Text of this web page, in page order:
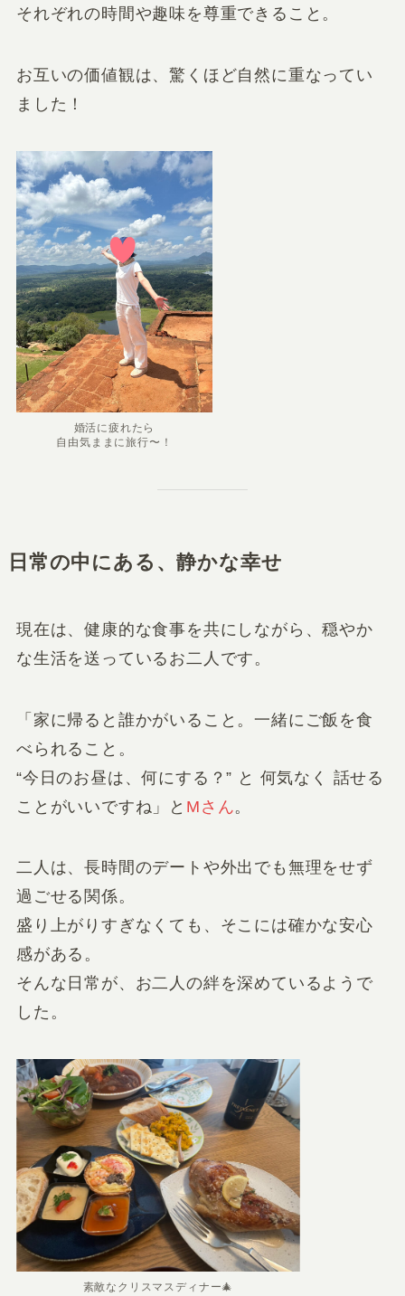
それぞれの時間や趣味を尊重できること。
お互いの価値観は、驚くほど自然に重なってい
ました！
婚活に疲れたら
自由気ままに旅行〜！
日常の中にある、静かな幸せ
現在は、健康的な食事を共にしながら、穏やか
な生活を送っているお二人です。
「家に帰ると誰かがいること。一緒にご飯を食
べられること。
“今日のお昼は、何にする？” と 何気なく 話せる
ことがいいですね」と Mさん。
二人は、長時間のデートや外出でも無理をせず
過ごせる関係。
盛り上がりすぎなくても、そこには確かな安心
感がある。
そんな日常が、お二人の絆を深めているようで
した。
素敵なクリスマスディナー🎄